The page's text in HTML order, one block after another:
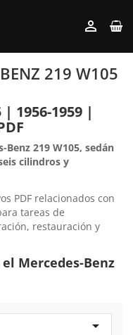

219 W105
| 1956-1959 |
219 W105, sedán
cilindros y
PDF relacionados con
tareas de
restauración y
Mercedes-Benz
